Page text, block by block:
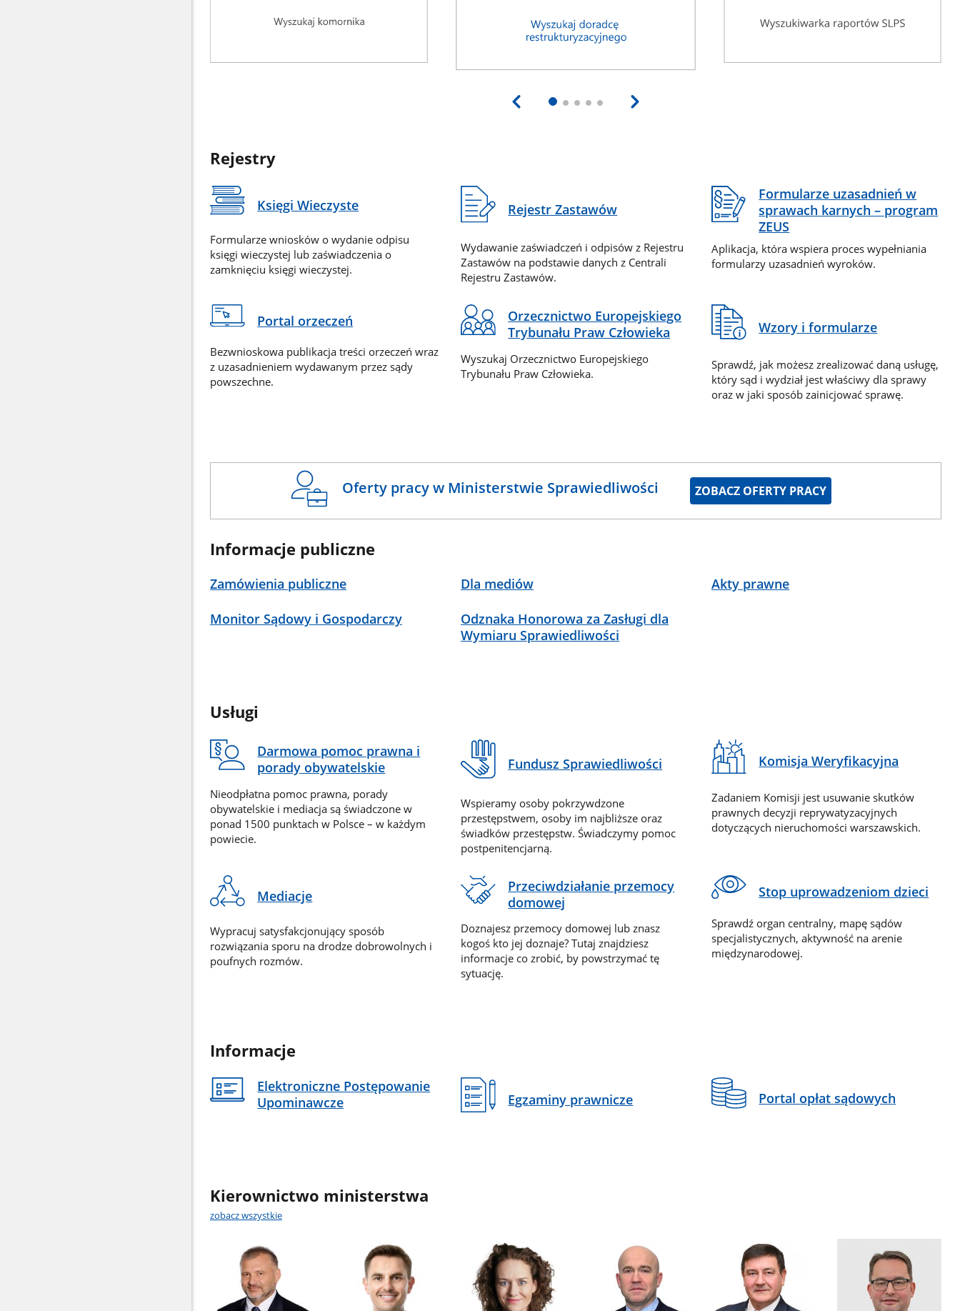
Rejestry
Księgi Wieczyste
Formularze wniosków o wydanie odpisu
księgi wieczystej lub zaświadczenia o
zamknięciu księgi wieczystej.
Rejestr Zastawów
Wydawanie zaświadczeń i odpisów z Rejestru
Zastawów na podstawie danych z Centrali
Rejestru Zastawów.
Formularze uzasadnień w
sprawach karnych – program
ZEUS
Aplikacja, która wspiera proces wypełniania
formularzy uzasadnień wyroków.
Portal orzeczeń
Bezwnioskowa publikacja treści orzeczeń wraz
z uzasadnieniem wydawanym przez sądy
powszechne.
Orzecznictwo Europejskiego
Trybunału Praw Człowieka
Wyszukaj Orzecznictwo Europejskiego
Trybunału Praw Człowieka.
Wzory i formularze
Sprawdź, jak możesz zrealizować daną usługę,
który sąd i wydział jest właściwy dla sprawy
oraz w jaki sposób zainicjować sprawę.
Oferty pracy w Ministerstwie Sprawiedliwości ZOBACZ OFERTY PRACY
Informacje publiczne
Zamówienia publiczne Dla mediów Akty prawne
Monitor Sądowy i Gospodarczy
Odznaka Honorowa za Zasługi dla
Wymiaru Sprawiedliwości
Usługi
Darmowa pomoc prawna i
porady obywatelskie
Nieodpłatna pomoc prawna, porady
obywatelskie i mediacja są świadczone w
ponad 1500 punktach w Polsce – w każdym
powiecie.
Fundusz Sprawiedliwości
Wspieramy osoby pokrzywdzone
przestępstwem, osoby im najbliższe oraz
świadków przestępstw. Świadczymy pomoc
postpenitencjarną.
Komisja Weryfikacyjna
Zadaniem Komisji jest usuwanie skutków
prawnych decyzji reprywatyzacyjnych
dotyczących nieruchomości warszawskich.
Mediacje
Wypracuj satysfakcjonujący sposób
rozwiązania sporu na drodze dobrowolnych i
poufnych rozmów.
Przeciwdziałanie przemocy
domowej
Doznajesz przemocy domowej lub znasz
kogoś kto jej doznaje? Tutaj znajdziesz
informacje co zrobić, by powstrzymać tę
sytuację.
Stop uprowadzeniom dzieci
Sprawdź organ centralny, mapę sądów
specjalistycznych, aktywność na arenie
międzynarodowej.
Informacje
Elektroniczne Postępowanie
Upominawcze
Egzaminy prawnicze Portal opłat sądowych
Kierownictwo ministerstwa
zobacz wszystkie